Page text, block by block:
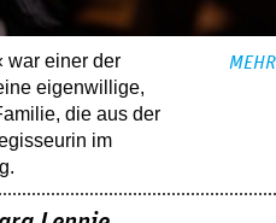
war einer der
eigenwillige,
die aus der
im
MEHR